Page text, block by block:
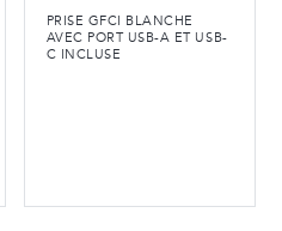
PRISE GFCI BLANCHE
AVEC PORT USB-A ET USB-
C INCLUSE